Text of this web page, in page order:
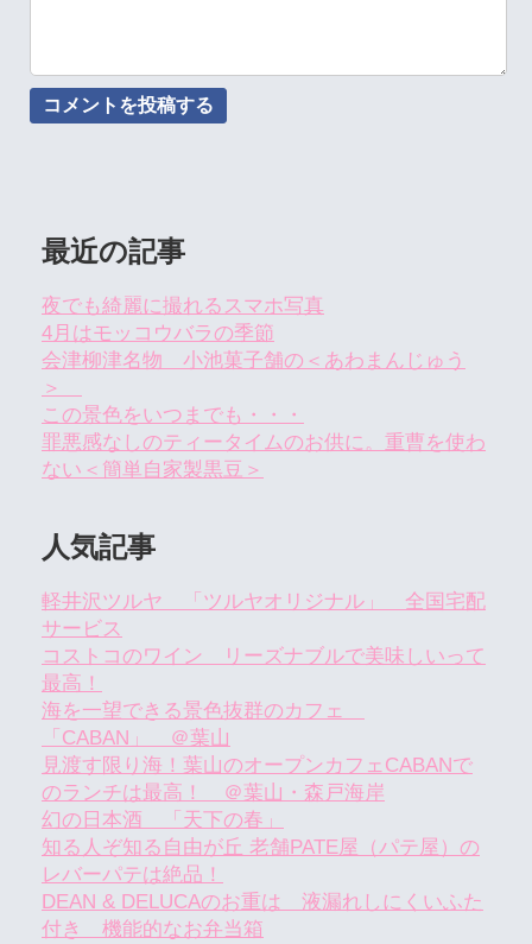
最近の記事
夜でも綺麗に撮れるスマホ写真
4月はモッコウバラの季節
会津柳津名物 小池菓子舗の＜あわまんじゅう
＞
この景色をいつまでも・・・
罪悪感なしのティータイムのお供に。重曹を使わ
ない＜簡単自家製黒豆＞
人気記事
軽井沢ツルヤ 「ツルヤオリジナル」 全国宅配
サービス
コストコのワイン リーズナブルで美味しいって
最高！
海を一望できる景色抜群のカフェ
「CABAN」 ＠葉山
見渡す限り海！葉山のオープンカフェCABANで
のランチは最高！ ＠葉山・森戸海岸
幻の日本酒 「天下の春」
知る人ぞ知る自由が丘 老舗PATE屋（パテ屋）の
レバーパテは絶品！
DEAN & DELUCAのお重は 液漏れしにくいふた
付き 機能的なお弁当箱